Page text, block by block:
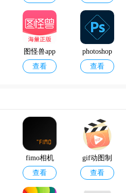
正版
图怪兽app
查看
photoshop
express官
查看
fimo相机
破解版
查看
gif动图制
作app
查看